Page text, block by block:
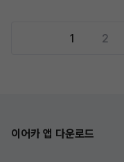
1 2
이어카 앱 다운로드